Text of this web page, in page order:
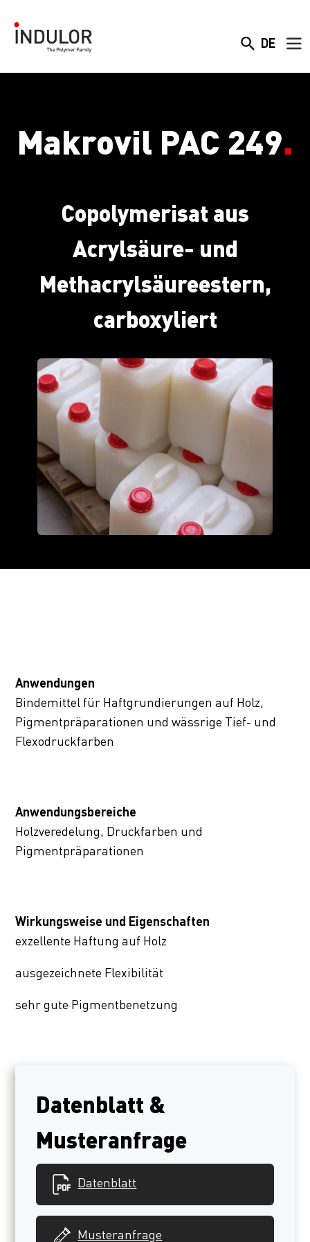
DE
Makrovil PAC 249.
Copolymerisat aus
Acrylsäure- und
Methacrylsäureestern,
carboxyliert
Anwendungen
Bindemittel für Haftgrundierungen auf Holz,
Pigmentpräparationen und wässrige Tief- und
Flexodruckfarben
Anwendungsbereiche
Holzveredelung, Druckfarben und
Pigmentpräparationen
Wirkungsweise und Eigenschaften
exzellente Haftung auf Holz
ausgezeichnete Flexibilität
sehr gute Pigmentbenetzung
Datenblatt &
Musteranfrage
Datenblatt
Musteranfrage